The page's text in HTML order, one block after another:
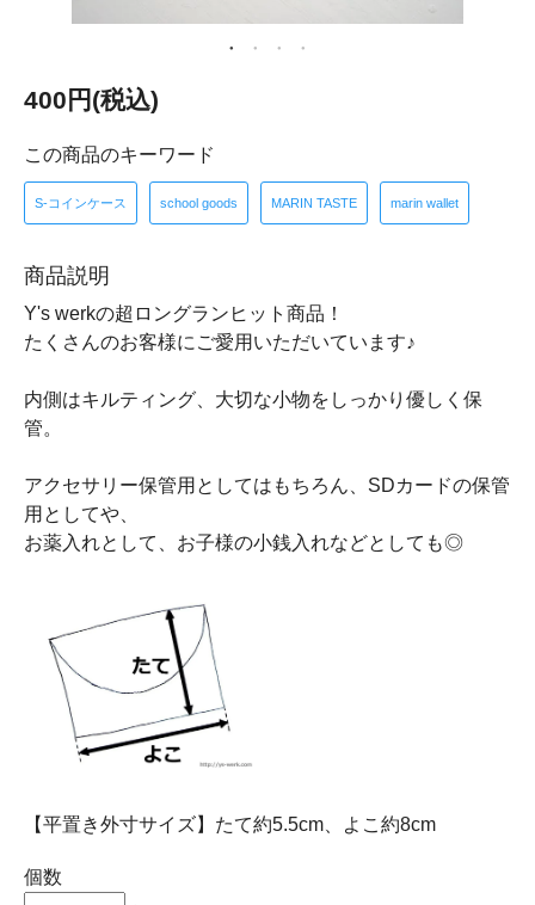
400円(税込)
この商品のキーワード
S-コインケース school goods MARIN TASTE marin wallet
商品説明
Y's werkの超ロングランヒット商品！
たくさんのお客様にご愛用いただいています♪
内側はキルティング、大切な小物をしっかり優しく保
管。
アクセサリー保管用としてはもちろん、SDカードの保管
用としてや、
お薬入れとして、お子様の小銭入れなどとしても◎
【平置き外寸サイズ】たて約5.5cm、よこ約8cm
個数